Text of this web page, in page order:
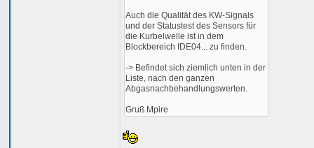
Auch die Qualität des KW-Signals
und der Statustest des Sensors für
die Kurbelwelle ist in dem
Blockbereich IDE04... zu finden.
-> Befindet sich ziemlich unten in der
Liste, nach den ganzen
Abgasnachbehandlungswerten.
Gruß Mpire